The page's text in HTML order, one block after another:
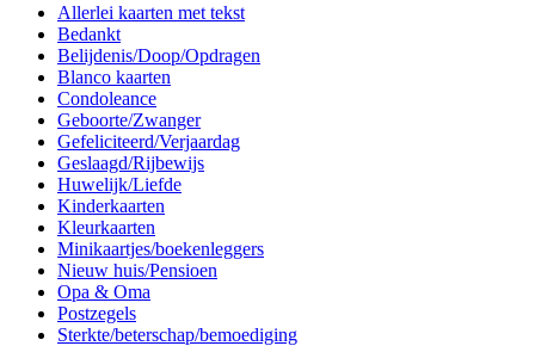
Allerlei kaarten met tekst
Bedankt
Belijdenis/Doop/Opdragen
Blanco kaarten
Condoleance
Geboorte/Zwanger
Gefeliciteerd/Verjaardag
Geslaagd/Rijbewijs
Huwelijk/Liefde
Kinderkaarten
Kleurkaarten
Minikaartjes/boekenleggers
Nieuw huis/Pensioen
Opa & Oma
Postzegels
Sterkte/beterschap/bemoediging